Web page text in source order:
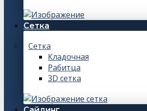
Сетка
Сетка
Кладочная
Рабитца
3D сетка